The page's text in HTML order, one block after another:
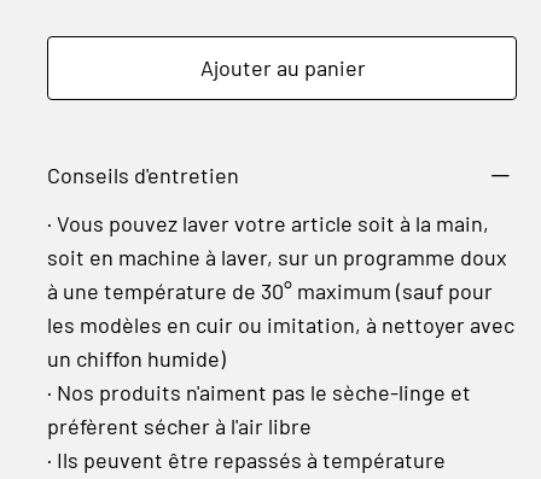
Ajouter au panier
Conseils d'entretien
· Vous pouvez laver votre article soit à la main,
soit en machine à laver, sur un programme doux
à une température de 30° maximum (sauf pour
les modèles en cuir ou imitation, à nettoyer avec
un chiffon humide)
· Nos produits n'aiment pas le sèche-linge et
préfèrent sécher à l'air libre
· Ils peuvent être repassés à température